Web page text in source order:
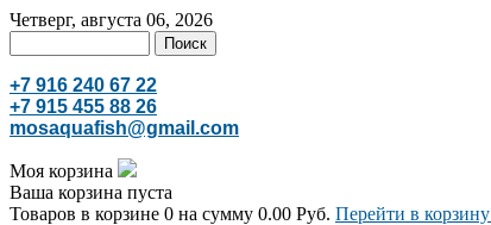
Четверг, августа 06, 2026
+7 916 240 67 22
+7 915 455 88 26
mosaquafish@gmail.com
Моя корзина
Ваша корзина пуста
Товаров в корзине 0 на сумму 0.00 Руб. Перейти в корзину